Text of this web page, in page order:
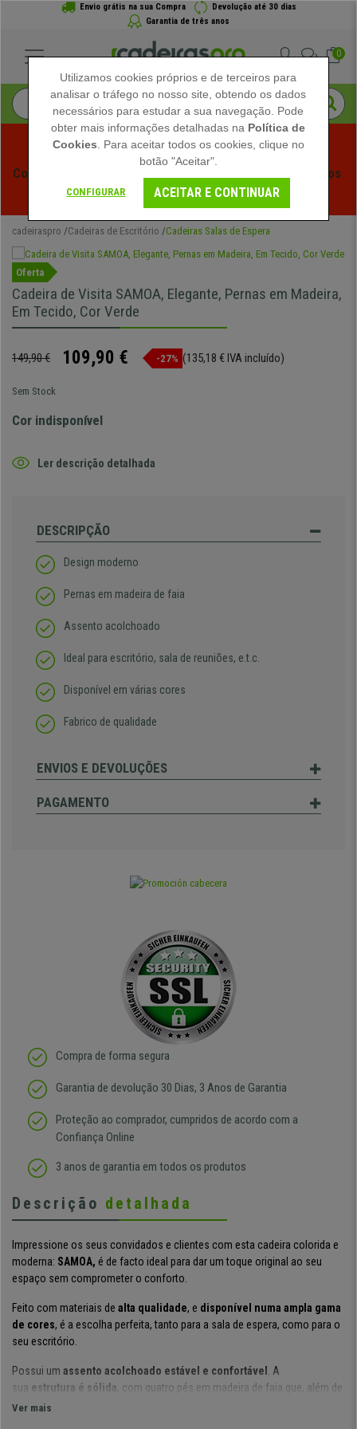
Envio grátis na sua Compra
Devolução até 30 dias
Garantia de três anos
0
Começam os Saldos de Verão em Cadeiraspro! Descontos
Exclusivos por Tempo Limitado - Ver Promoção
cadeiraspro Cadeiras de Escritório Cadeiras Salas de Espera
Oferta
Cadeira de Visita SAMOA, Elegante, Pernas em Madeira,
Em Tecido, Cor Verde
149,90 € 109,90 € -27% (135,18 € IVA incluído)
Sem Stock
Cor indisponível
Ler descrição detalhada
DESCRIPÇÃO
Design moderno
Pernas em madeira de faia
Assento acolchoado
Ideal para escritório, sala de reuniões, e.t.c.
Disponível em várias cores
Fabrico de qualidade
ENVIOS E DEVOLUÇÕES
PAGAMENTO
Compra de forma segura
Garantia de devolução 30 Dias, 3 Anos de Garantia
Proteção ao comprador, cumpridos de acordo com a
Confiança Online
3 anos de garantia em todos os produtos
Descrição detalhada
Impressione os seus convidados e clientes com esta cadeira colorida e
moderna: SAMOA, é de facto ideal para dar um toque original ao seu
espaço sem comprometer o conforto.
Feito com materiais de alta qualidade, e disponível numa ampla gama
de cores, é a escolha perfeita, tanto para a sala de espera, como para o
seu escritório.
Possui um assento acolchoado estável e confortável . A
sua estrutura é sólida com quatro pés em madeira de faia que, além de
dar uma aparência moderna, garante uma cadeira firme e estável.
Ver mais
Utilizamos cookies próprios e de terceiros para
analisar o tráfego no nosso site, obtendo os dados
necessários para estudar a sua navegação. Pode
obter mais informações detalhadas na Política de
Cookies . Para aceitar todos os cookies, clique no
botão "Aceitar".
CONFIGURAR ACEITAR E CONTINUAR